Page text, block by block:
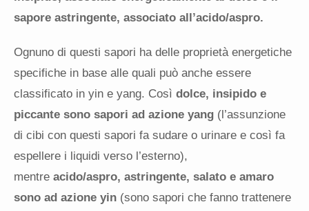
sapore astringente, associato all’acido/aspro.
Ognuno di questi sapori ha delle proprietà energetiche
specifiche in base alle quali può anche essere
classificato in yin e yang. Così dolce, insipido e
piccante sono sapori ad azione yang (l’assunzione
di cibi con questi sapori fa sudare o urinare e così fa
espellere i liquidi verso l’esterno),
mentre acido/aspro, astringente, salato e amaro
sono ad azione yin (sono sapori che fanno trattenere